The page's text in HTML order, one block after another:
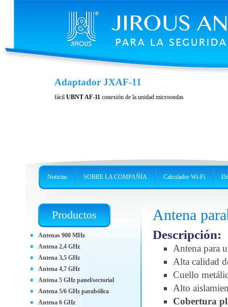
Protección contra la nieve y la formación
para LHG
Adaptador JXAF-11
fácil UBNT AF-11 conexión de la unidad microondas
Antena
Descripción:
Antena para
Alta calidad
Cuello
Alto
Cobertura
Productos
Antenas 900 MHz
Antena 2,4 GHz
Antena 3,5 GHz
Antena 4,7 GHz
Antena 5 GHz panel/sectorial
Antena 5/6 GHz parabólica
Antena 6 GHz
Noticias SOBRE LA COMPAÑÍA Calculador Wi-Fi